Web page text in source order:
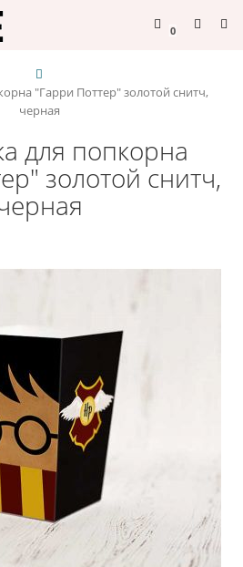
0
"Гарри Поттер" золотой снитч,
черная
для попкорна
золотой снитч,